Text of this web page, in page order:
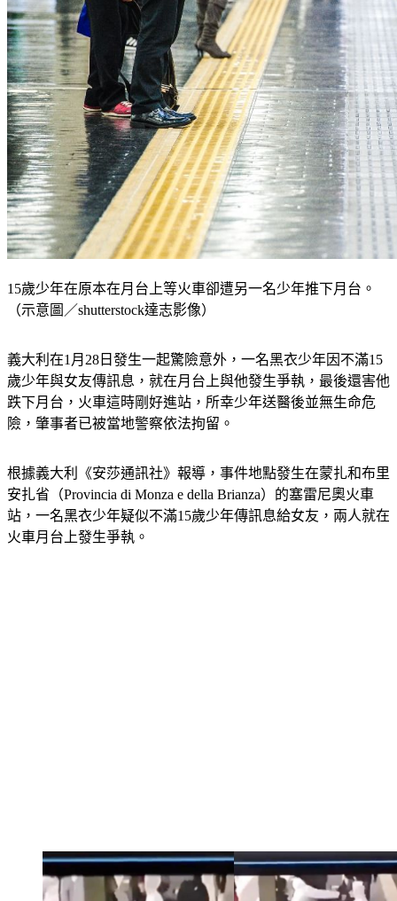
15歲少年在原本在月台上等火車卻遭另一名少年推下月台。
（示意圖／shutterstock達志影像）
義大利在1月28日發生一起驚險意外，一名黑衣少年因不滿15
歲少年與女友傳訊息，就在月台上與他發生爭執，最後還害他
跌下月台，火車這時剛好進站，所幸少年送醫後並無生命危
險，肇事者已被當地警察依法拘留。
根據義大利《安莎通訊社》報導，事件地點發生在蒙扎和布里
安扎省（Provincia di Monza e della Brianza）的塞雷尼奧火車
站，一名黑衣少年疑似不滿15歲少年傳訊息給女友，兩人就在
火車月台上發生爭執。